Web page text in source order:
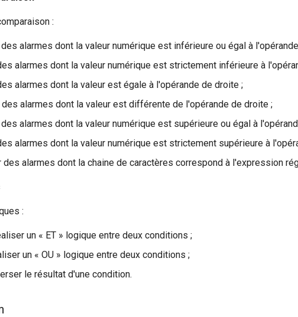
:
alarmes dont la valeur numérique est inférieure ou égal à
alarmes dont la valeur numérique est strictement inférieure à
alarmes dont la valeur est égale à l'opérande de droite ;
alarmes dont la valeur est différente de l'opérande de droite ;
alarmes dont la valeur numérique est supérieure ou égal à
alarmes dont la valeur numérique est strictement supérieure à
des alarmes dont la chaine de caractères correspond à l'expression
:
un « ET » logique entre deux conditions ;
un « OU » logique entre deux conditions ;
le résultat d'une condition.